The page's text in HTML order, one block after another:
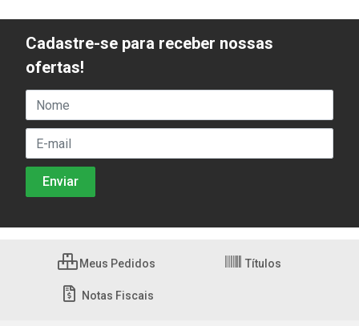
Cadastre-se para receber nossas
ofertas!
Meus Pedidos Títulos
Notas Fiscais